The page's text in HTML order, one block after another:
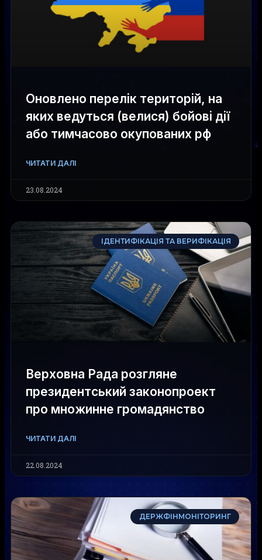
Оновлено перелік територій, на
яких ведуться (велися) бойові дії
або тимчасово окупованих рф
ЧИТАТИ ДАЛІ
23.08.2024
ІДЕНТИФІКАЦІЯ ТА ВЕРИФІКАЦІЯ
Верховна Рада розгляне
президентський законопроект
про множинне громадянство
ЧИТАТИ ДАЛІ
22.08.2024
ДЕРЖФІНМОНІТОРИНГ